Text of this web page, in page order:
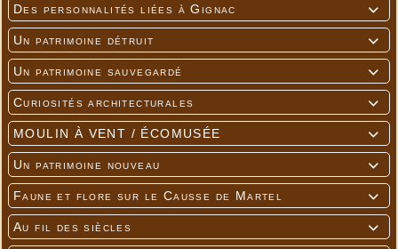

Des personnalités liées à Gignac

Un patrimoine détruit

Un patrimoine sauvegardé

Curiosités architecturales

MOULIN À VENT / ÉCOMUSÉE

Un patrimoine nouveau

Faune et flore sur le Causse de Martel

Au fil des siècles